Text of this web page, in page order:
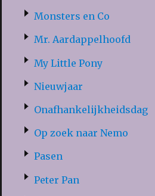
Monsters en Co
Mr. Aardappelhoofd
My Little Pony
Nieuwjaar
Onafhankelijkheidsdag
Op zoek naar Nemo
Pasen
Peter Pan